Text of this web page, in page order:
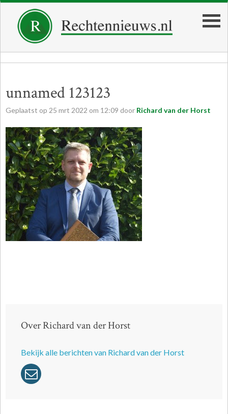
unnamed 123123
Geplaatst op 25 mrt 2022 om 12:09 door Richard van der Horst
Over Richard van der Horst
Bekijk alle berichten van Richard van der Horst